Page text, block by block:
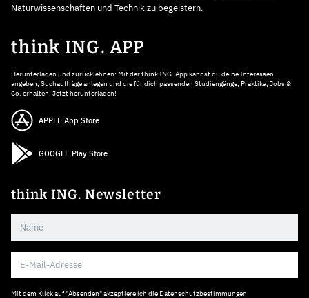
Naturwissenschaften und Technik zu begeistern.
think ING. APP
Herunterladen und zurücklehnen: Mit der think ING. App kannst du deine Interessen
angeben, Suchaufträge anlegen und die für dich passenden Studiengänge, Praktika, Jobs &
Co. erhalten. Jetzt herunterladen!
APPLE App Store
GOOGLE Play Store
think ING. Newsletter
Mit dem Klick auf "Absenden" akzeptiere ich die Datenschutzbestimmungen